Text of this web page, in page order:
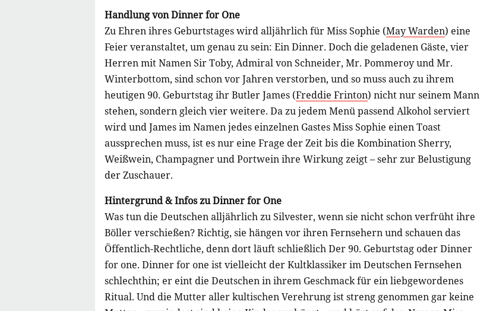
Handlung von Dinner for One
Zu Ehren ihres Geburtstages wird alljährlich für Miss Sophie (May Warden) eine
Feier veranstaltet, um genau zu sein: Ein Dinner. Doch die geladenen Gäste, vier
Herren mit Namen Sir Toby, Admiral von Schneider, Mr. Pommeroy und Mr.
Winterbottom, sind schon vor Jahren verstorben, und so muss auch zu ihrem
heutigen 90. Geburtstag ihr Butler James (Freddie Frinton) nicht nur seinem Mann
stehen, sondern gleich vier weitere. Da zu jedem Menü passend Alkohol serviert
wird und James im Namen jedes einzelnen Gastes Miss Sophie einen Toast
aussprechen muss, ist es nur eine Frage der Zeit bis die Kombination Sherry,
Weißwein, Champagner und Portwein ihre Wirkung zeigt – sehr zur Belustigung
der Zuschauer.
Hintergrund & Infos zu Dinner for One
Was tun die Deutschen alljährlich zu Silvester, wenn sie nicht schon verfrüht ihre
Böller verschießen? Richtig, sie hängen vor ihren Fernsehern und schauen das
Öffentlich-Rechtliche, denn dort läuft schließlich Der 90. Geburtstag oder Dinner
for one. Dinner for one ist vielleicht der Kultklassiker im Deutschen Fernsehen
schlechthin; er eint die Deutschen in ihrem Geschmack für ein liebgewordenes
Ritual. Und die Mutter aller kultischen Verehrung ist streng genommen gar keine